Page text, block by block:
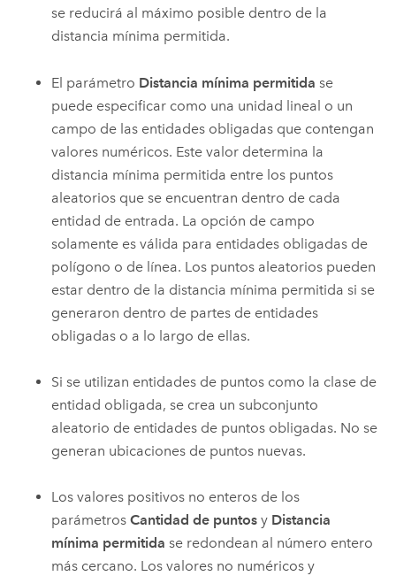
se reducirá al máximo posible dentro de la
distancia mínima permitida.
El parámetro Distancia mínima permitida se
puede especificar como una unidad lineal o un
campo de las entidades obligadas que contengan
valores numéricos. Este valor determina la
distancia mínima permitida entre los puntos
aleatorios que se encuentran dentro de cada
entidad de entrada. La opción de campo
solamente es válida para entidades obligadas de
polígono o de línea. Los puntos aleatorios pueden
estar dentro de la distancia mínima permitida si se
generaron dentro de partes de entidades
obligadas o a lo largo de ellas.
Si se utilizan entidades de puntos como la clase de
entidad obligada, se crea un subconjunto
aleatorio de entidades de puntos obligadas. No se
generan ubicaciones de puntos nuevas.
Los valores positivos no enteros de los
parámetrosCantidad de puntos y Distancia
mínima permitida se redondean al número entero
más cercano. Los valores no numéricos y